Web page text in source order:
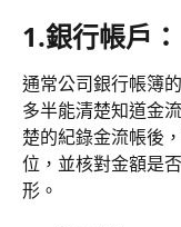
1.銀行帳戶：
通常公司銀行帳簿
多半能清楚知道金
楚的紀錄金流帳後
位，並核對金額是
形。